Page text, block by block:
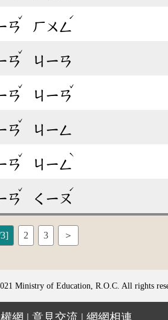
ㄢ
ˇ
ㄏㄨㄥ
ˊ
ㄢ
ˇ
ㄐㄧㄢ
ㄢ
ˇ
ㄐㄧㄢ
ˇ
ㄢ
ˇ
ㄐㄧㄥ
ㄢ
ˇ
ㄐㄧㄥ
ˋ
ㄢ
ˇ
ㄑㄧㄡ
ˊ
2 3 ＞
Ministry of Education, R.O.C. All rights
網 | 意見交流 | 網網相連